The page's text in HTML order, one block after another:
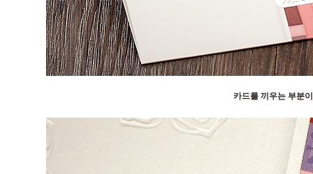
카드를 끼우는 부분